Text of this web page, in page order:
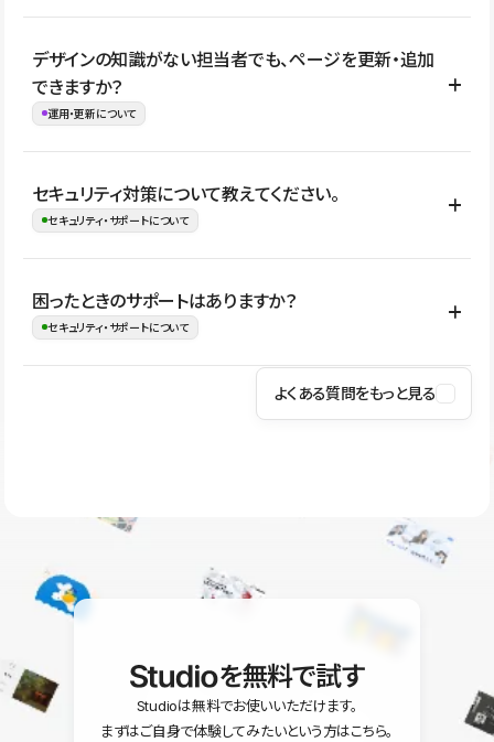
ない段階でも、お問い合わせください。
お問合せはこちら
公開ページ数、バージョン履歴の期間、CMS利用数の上限、権限
管理の有無などがプランごとに異なります。詳しくは料金プランペ
ージをご覧ください。
デザインの知識がない担当者でも、ページを更新・追加
できますか？
運用・更新について
はい。CMSやコンポーネントを活用して更新範囲を設計しておく
ことで、デザインを崩しにくい状態で運用できます。 さらにコン
ながらレイアウトに影響を与えずに更新作業を進めやすくなりま
す。
セキュリティ対策について教えてください。
セキュリティ・サポートについて
Studioでは、公開サイトやサービスを安全に利用できるよう、通信
の暗号化、データ保護、アクセス管理、脆弱性対策など、複数の観
はSSL/TLSによる通信暗号化に対応しており、悪質なスクリプトの
困ったときのサポートはありますか？
セキュリティ・サポートについて
操作方法や機能については、ヘルプセンターでご確認いただけま
ユーザー同士で質問・相談できるコミュニティもご利用ください。
よくある質問をもっと見る
を無料で試す
Studioは無料でお使いいただけます。
まずはご自身で体験してみたいという方はこちら。